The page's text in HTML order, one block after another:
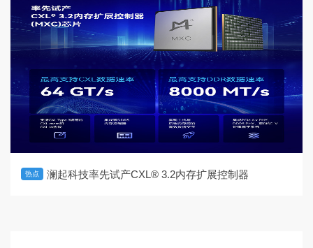
热点 澜起科技率先试产CXL® 3.2内存扩展控制器